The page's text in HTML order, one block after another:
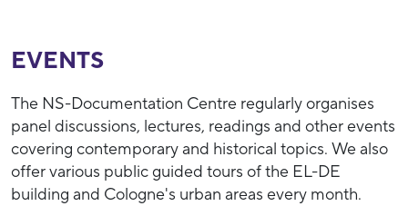
EVENTS
The NS-Documentation Centre regularly organises
panel discussions, lectures, readings and other events
covering contemporary and historical topics. We also
offer various public guided tours of the EL-DE
building and Cologne's urban areas every month.